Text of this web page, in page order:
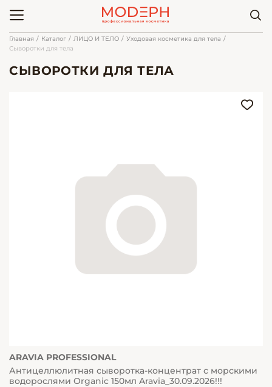
Главная Каталог ЛИЦО И ТЕЛО
Уходовая косметика для тела
Сыворотки для тела
СЫВОРОТКИ ДЛЯ ТЕЛА
ARAVIA PROFESSIONAL
Антицеллюлитная сыворотка-концентрат с морскими
водорослями Organic 150мл Aravia_30.09.2026!!!